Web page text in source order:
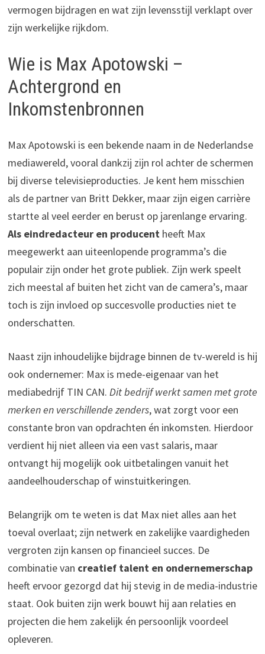
vermogen bijdragen en wat zijn levensstijl verklapt over
zijn werkelijke rijkdom.
Wie is Max Apotowski –
Achtergrond en
Inkomstenbronnen
Max Apotowski is een bekende naam in de Nederlandse
mediawereld, vooral dankzij zijn rol achter de schermen
bij diverse televisieproducties. Je kent hem misschien
als de partner van Britt Dekker, maar zijn eigen carrière
startte al veel eerder en berust op jarenlange ervaring.
Als eindredacteur en producentheeft Max
meegewerkt aan uiteenlopende programma’s die
populair zijn onder het grote publiek. Zijn werk speelt
zich meestal af buiten het zicht van de camera’s, maar
toch is zijn invloed op succesvolle producties niet te
onderschatten.
Naast zijn inhoudelijke bijdrage binnen de tv-wereld is hij
ook ondernemer: Max is mede-eigenaar van het
mediabedrijf TIN CAN. Dit bedrijf werkt samen met grote
merken en verschillende zenders, wat zorgt voor een
constante bron van opdrachten én inkomsten. Hierdoor
verdient hij niet alleen via een vast salaris, maar
ontvangt hij mogelijk ook uitbetalingen vanuit het
aandeelhouderschap of winstuitkeringen.
Belangrijk om te weten is dat Max niet alles aan het
toeval overlaat; zijn netwerk en zakelijke vaardigheden
vergroten zijn kansen op financieel succes. De
combinatie van creatief talent en ondernemerschap
heeft ervoor gezorgd dat hij stevig in de media-industrie
staat. Ook buiten zijn werk bouwt hij aan relaties en
projecten die hem zakelijk én persoonlijk voordeel
opleveren.